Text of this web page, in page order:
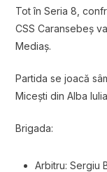
Tot în Seria 8,
CSS Caransebeș
Mediaș.
Partida se joacă
Micești din Alba
Brigada:
Arbitru: Sergiu